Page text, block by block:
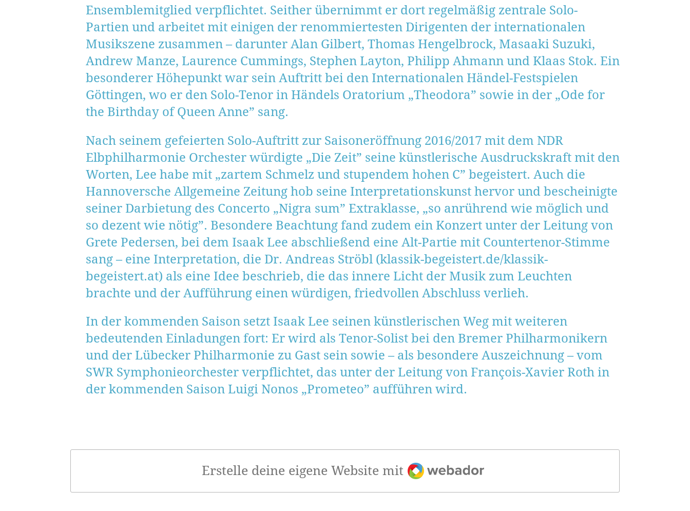
Ensemblemitglied verpflichtet. Seither übernimmt er dort regelmäßig zentrale Solo-
Partien und arbeitet mit einigen der renommiertesten Dirigenten der internationalen
Musikszene zusammen – darunter Alan Gilbert, Thomas Hengelbrock, Masaaki Suzuki,
Andrew Manze, Laurence Cummings, Stephen Layton, Philipp Ahmann und Klaas Stok. Ein
besonderer Höhepunkt war sein Auftritt bei den Internationalen Händel-Festspielen
Göttingen, wo er den Solo-Tenor in Händels Oratorium „Theodora” sowie in der „Ode for
the Birthday of Queen Anne” sang.
Nach seinem gefeierten Solo-Auftritt zur Saisoneröffnung 2016/2017 mit dem NDR
Elbphilharmonie Orchester würdigte „Die Zeit” seine künstlerische Ausdruckskraft mit den
Worten, Lee habe mit „zartem Schmelz und stupendem hohen C” begeistert. Auch die
Hannoversche Allgemeine Zeitung hob seine Interpretationskunst hervor und bescheinigte
seiner Darbietung des Concerto „Nigra sum” Extraklasse, „so anrührend wie möglich und
so dezent wie nötig”. Besondere Beachtung fand zudem ein Konzert unter der Leitung von
Grete Pedersen, bei dem Isaak Lee abschließend eine Alt-Partie mit Countertenor-Stimme
sang – eine Interpretation, die Dr. Andreas Ströbl (klassik-begeistert.de/klassik-
begeistert.at) als eine Idee beschrieb, die das innere Licht der Musik zum Leuchten
brachte und der Aufführung einen würdigen, friedvollen Abschluss verlieh.
In der kommenden Saison setzt Isaak Lee seinen künstlerischen Weg mit weiteren
bedeutenden Einladungen fort: Er wird als Tenor-Solist bei den Bremer Philharmonikern
und der Lübecker Philharmonie zu Gast sein sowie – als besondere Auszeichnung – vom
SWR Symphonieorchester verpflichtet, das unter der Leitung von François-Xavier Roth in
der kommenden Saison Luigi Nonos „Prometeo” aufführen wird.
Erstelle deine eigene Website mit Webador